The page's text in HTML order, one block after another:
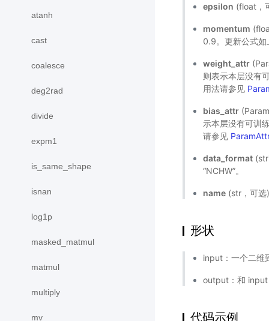
atanh
cast
coalesce
deg2rad
divide
expm1
is_same_shape
isnan
log1p
masked_matmul
matmul
multiply
mv
epsilon (float，
momentum
0.9。更新公式如
weight_attr
则表示本层没有
用法请参见
bias_attr
示本层没有可训
请参见
data_format
“NCHW”。
name (str，可
形状
input：一个二维
output：和
代码示例